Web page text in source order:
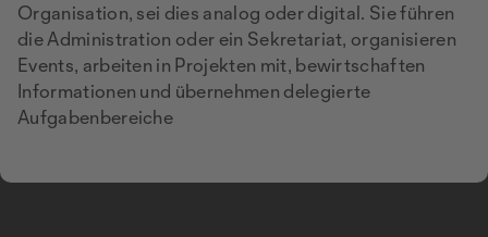
Organisation, sei dies analog oder digital. Sie führen
die Administration oder ein Sekretariat, organisieren
Events, arbeiten in Projekten mit, bewirtschaften
Informationen und übernehmen delegierte
Aufgabenbereiche